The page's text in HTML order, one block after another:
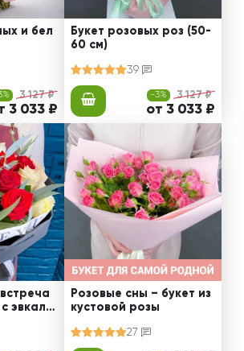
и бел
3 127 ₽
3 033 ₽
Букет розовых роз (50-
60 см)
39
-3% 3 127 ₽
от 3 033 ₽
эвкали
Розовые сны – букет из
кустовой розы
27